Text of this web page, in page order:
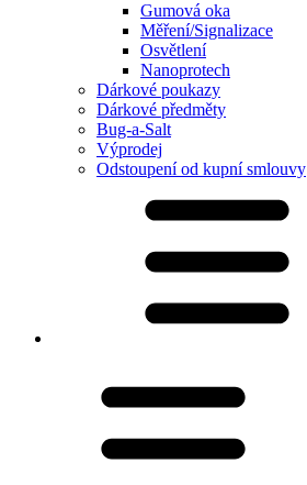
Gumová oka
Měření/Signalizace
Osvětlení
Nanoprotech
Dárkové poukazy
Dárkové předměty
Bug-a-Salt
Výprodej
Odstoupení od kupní smlouvy